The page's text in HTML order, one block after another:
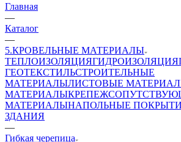
Главная
—
Каталог
—
5.КРОВЕЛЬНЫЕ МАТЕРИАЛЫ
ТЕПЛОИЗОЛЯЦИЯГИДРОИЗОЛЯЦИЯ
ГЕОТЕКСТИЛЬСТРОИТЕЛЬНЫЕ
МАТЕРИАЛЫЛИСТОВЫЕ
МАТЕРИАЛЫКРЕПЕЖ
МАТЕРИАЛЫНАПОЛЬНЫЕ
ЗДАНИЯ
—
Гибкая черепица